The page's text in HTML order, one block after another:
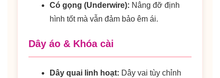
Có gọng (Underwire): Nâng đỡ định
hình tốt mà vẫn đảm bảo êm ái.
Dây áo & Khóa cài
Dây quai linh hoạt: Dây vai tùy chỉnh